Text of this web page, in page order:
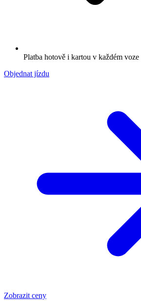
Platba hotově i kartou v každém voze
Objednat jízdu
Zobrazit ceny